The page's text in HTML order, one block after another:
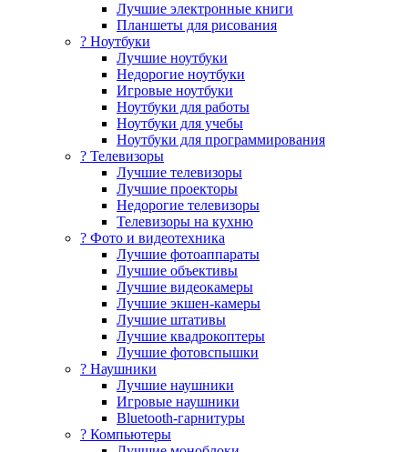
Лучшие электронные книги
Планшеты для рисования
? Ноутбуки
Лучшие ноутбуки
Недорогие ноутбуки
Игровые ноутбуки
Ноутбуки для работы
Ноутбуки для учебы
Ноутбуки для программирования
? Телевизоры
Лучшие телевизоры
Лучшие проекторы
Недорогие телевизоры
Телевизоры на кухню
? Фото и видеотехника
Лучшие фотоаппараты
Лучшие объективы
Лучшие видеокамеры
Лучшие экшен-камеры
Лучшие штативы
Лучшие квадрокоптеры
Лучшие фотовспышки
? Наушники
Лучшие наушники
Игровые наушники
Bluetooth-гарнитуры
?️ Компьютеры